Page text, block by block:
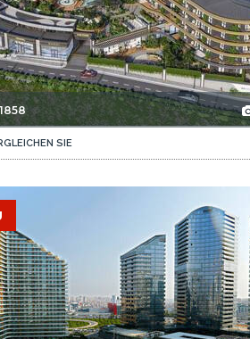
SIE
Wohnung Mit Umfangreicher Ausstattung In